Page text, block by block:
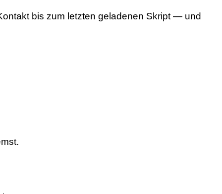
bis zum letzten geladenen Skript — und